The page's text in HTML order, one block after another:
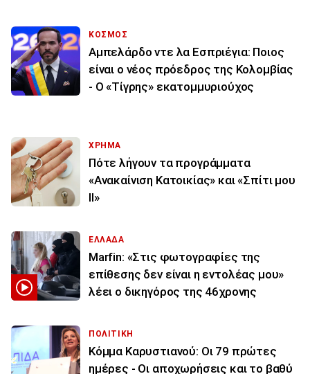
ΚΟΣΜΟΣ
Αμπελάρδο ντε λα Εσπριέγια: Ποιος
είναι ο νέος πρόεδρος της Κολομβίας
- Ο «Τίγρης» εκατομμυριούχος
ΧΡΗΜΑ
Πότε λήγουν τα προγράμματα
«Ανακαίνιση Κατοικίας» και «Σπίτι μου
ΙΙ»
ΕΛΛΑΔΑ
Marfin: «Στις φωτογραφίες της
επίθεσης δεν είναι η εντολέας μου»
λέει ο δικηγόρος της 46χρονης
ΠΟΛΙΤΙΚΗ
Κόμμα Καρυστιανού: Οι 79 πρώτες
ημέρες - Οι αποχωρήσεις και το βαθύ